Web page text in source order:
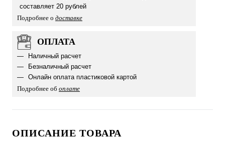
составляет 20 рублей
Подробнее о доставке
ОПЛАТА
Наличный расчет
Безналичный расчет
Онлайн оплата пластиковой картой
Подробнее об оплате
ОПИСАНИЕ ТОВАРА